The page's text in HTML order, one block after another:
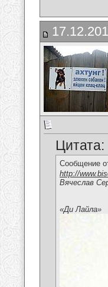
Цитата:
Сообщение
http://
Вячеслав
«Ди Лайла»